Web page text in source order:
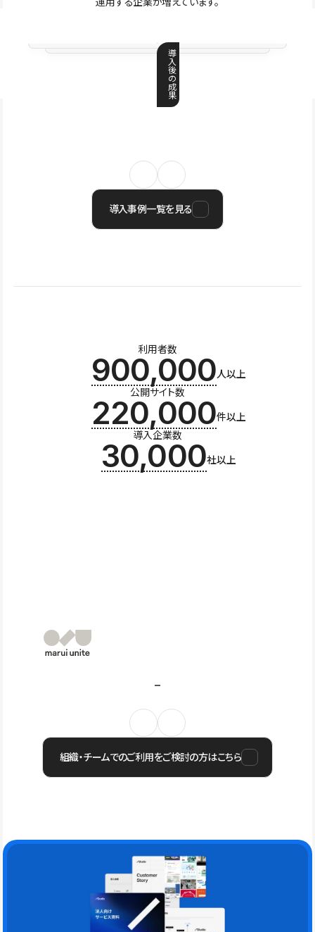
導
入
後
の
成
果
導入事例一覧を見る
利用者数
900,000人以上
公開サイト数
220,000件以上
導入企業数
30,000社以上
組織・チームでのご利用をご検討の方はこちら